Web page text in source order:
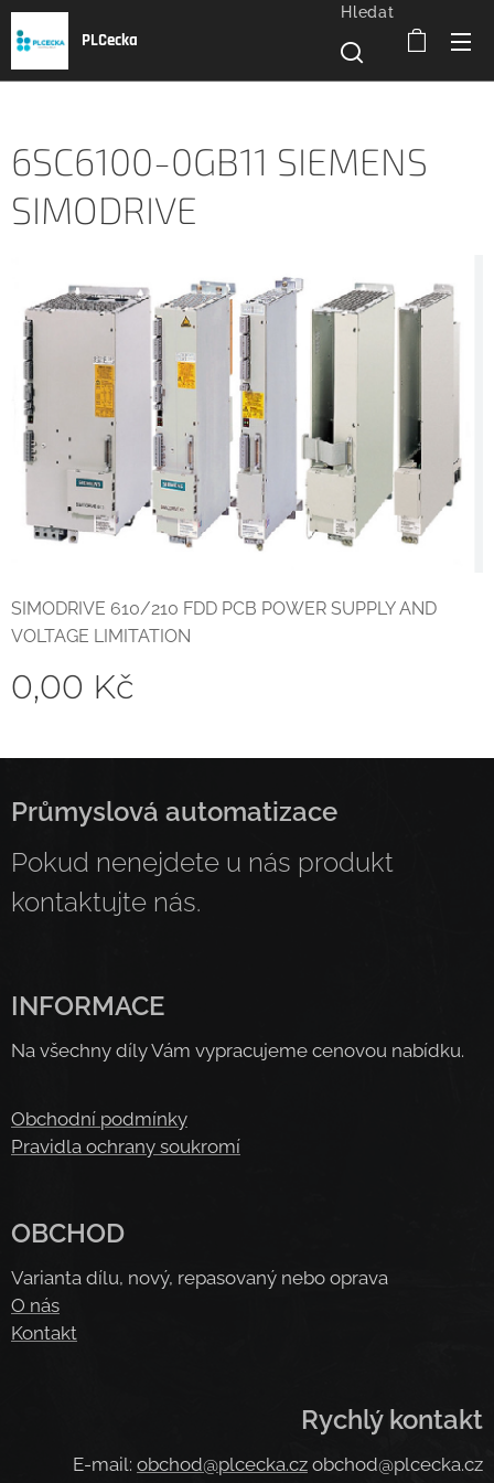
PLCecka
Hledat
6SC6100-0GB11 SIEMENS
SIMODRIVE
SIMODRIVE 610/210 FDD PCB POWER SUPPLY AND
VOLTAGE LIMITATION
0,00 Kč
Průmyslová automatizace
Pokud nenejdete u nás produkt
kontaktujte nás.
INFORMACE
Na všechny díly Vám vypracujeme cenovou nabídku.
Obchodní podmínky
Pravidla ochrany soukromí
OBCHOD
Varianta dílu, nový, repasovaný nebo oprava
O nás
Kontakt
Rychlý kontakt
E-mail: obchod@plcecka.cz obchod@plcecka.cz